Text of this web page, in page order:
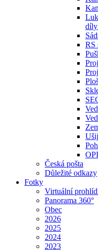
díly
RS
Česká pošta
Důležité odkazy
Fotky
Virtuální
Panorama 360°
Obec
2026
2025
2024
2023